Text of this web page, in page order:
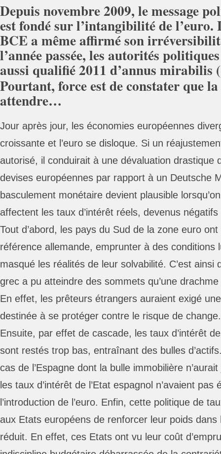
Depuis novembre 2009, le message
est fondé sur l’intangibilité de l’euro.
BCE a même affirmé son
l’année passée, les autorités
aussi qualifié 2011 d’annus mirabilis
Pourtant, force est de constater que
attendre…
Jour après jour, les économies européennes
croissante et l’euro se disloque. Si un
autorisé, il conduirait à une dévaluation drastique
devises européennes par rapport à un Deutsche
basculement monétaire devient plausible
affectent les taux d’intérêt réels, devenus
Tout d’abord, les pays du Sud de la zone euro
référence allemande, emprunter à des conditions
masqué les réalités de leur solvabilité. C’est ainsi
grec a pu atteindre des sommets qu’une
En effet, les prêteurs étrangers auraient exigé
destinée à se protéger contre le risque de change.
Ensuite, par effet de cascade, les taux d’intérêt
sont restés trop bas, entraînant des bulles
cas de l’Espagne dont la bulle immobilière
les taux d’intérêt de l’Etat espagnol n’avaient pas
l’introduction de l’euro. Enfin, cette politique de
aux Etats européens de renforcer leur poids dans
réduit. En effet, ces Etats ont vu leur coût